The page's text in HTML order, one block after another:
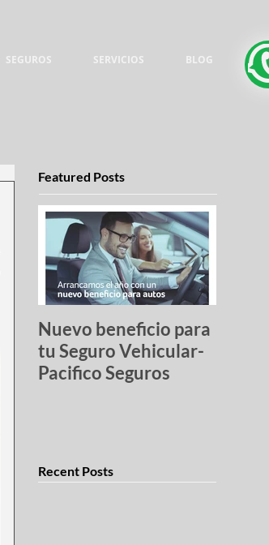
SEGUROS SERVICIOS BLOG
Featured Posts
Nuevo beneficio para
tu Seguro Vehicular-
Pacifico Seguros
Recent Posts